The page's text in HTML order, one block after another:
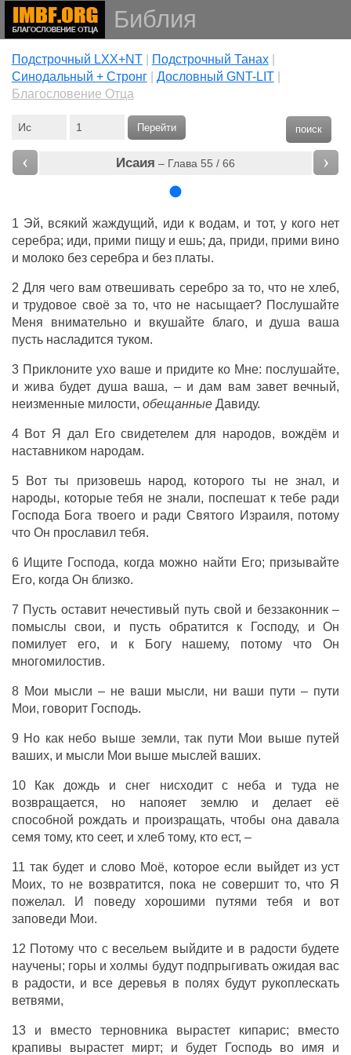
Библия
Подстрочный LXX+NT| Подстрочный Танах|
Cинодальный + Стронг| Дословный GNT-LIT|
Благословение Отца
поиск
Перейти
‹ Исаия – Глава 55 / 66 ›
1 Эй, всякий жаждущий, иди к водам, и тот, у кого нет
серебра; иди, прими пищу и ешь; да, приди, прими вино
и молоко без серебра и без платы.
2 Для чего вам отвешивать серебро за то, что не хлеб,
и трудовое своё за то, что не насыщает? Послушайте
Меня внимательно и вкушайте благо, и душа ваша
пусть насладится туком.
3 Приклоните ухо ваше и придите ко Мне: послушайте,
и жива будет душа ваша, – и дам вам завет вечный,
неизменные милости, обещанныеДавиду.
4 Вот Я дал Его свидетелем для народов, вождём и
наставником народам.
5 Вот ты призовешь народ, которого ты не знал, и
народы, которые тебя не знали, поспешат к тебе ради
Господа Бога твоего и ради Святого Израиля, потому
что Он прославил тебя.
6 Ищите Господа, когда можно найти Его; призывайте
Его, когда Он близко.
7 Пусть оставит нечестивый путь свой и беззаконник –
помыслы свои, и пусть обратится к Господу, и Он
помилует его, и к Богу нашему, потому что Он
многомилостив.
8 Мои мысли – не ваши мысли, ни ваши пути – пути
Мои, говорит Господь.
9 Но как небо выше земли, так пути Мои выше путей
ваших, и мысли Мои выше мыслей ваших.
10 Как дождь и снег нисходит с неба и туда не
возвращается, но напояет землю и делает её
способной рождать и произращать, чтобы она давала
семя тому, кто сеет, и хлеб тому, кто ест, –
11 так будет и слово Моё, которое если выйдет из уст
Моих, то не возвратится, пока не совершит то, что Я
пожелал. И поведу хорошими путями тебя и вот
заповеди Мои.
12 Потому что с весельем выйдите и в радости будете
научены; горы и холмы будут подпрыгивать ожидая вас
в радости, и все деревья в полях будут рукоплескать
ветвями,
13 и вместо терновника вырастет кипарис; вместо
крапивы вырастет мирт; и будет Господь во имя и